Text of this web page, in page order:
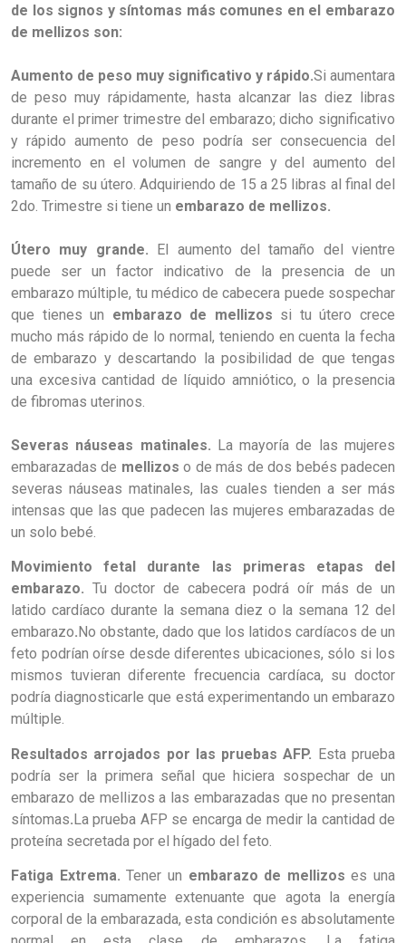
de los signos y síntomas más comunes en el embarazo
de mellizos son:
Aumento de peso muy significativo y rápido.Si aumentara
de peso muy rápidamente, hasta alcanzar las diez libras
durante el primer trimestre del embarazo; dicho significativo
y rápido aumento de peso podría ser consecuencia del
incremento en el volumen de sangre y del aumento del
tamaño de su útero. Adquiriendo de 15 a 25 libras al final del
2do. Trimestre si tiene un embarazo de mellizos.
Útero muy grande. El aumento del tamaño del vientre
puede ser un factor indicativo de la presencia de un
embarazo múltiple, tu médico de cabecera puede sospechar
que tienes un embarazo de mellizos si tu útero crece
mucho más rápido de lo normal, teniendo en cuenta la fecha
de embarazo y descartando la posibilidad de que tengas
una excesiva cantidad de líquido amniótico, o la presencia
de fibromas uterinos.
Severas náuseas matinales. La mayoría de las mujeres
embarazadas de mellizoso de más de dos bebés padecen
severas náuseas matinales, las cuales tienden a ser más
intensas que las que padecen las mujeres embarazadas de
un solo bebé.
Movimiento fetal durante las primeras etapas del
embarazo. Tu doctor de cabecera podrá oír más de un
latido cardíaco durante la semana diez o la semana 12 del
embarazo.No obstante, dado que los latidos cardíacos de un
feto podrían oírse desde diferentes ubicaciones, sólo si los
mismos tuvieran diferente frecuencia cardíaca, su doctor
podría diagnosticarle que está experimentando un embarazo
múltiple.
Resultados arrojados por las pruebas AFP. Esta prueba
podría ser la primera señal que hiciera sospechar de un
embarazo de mellizos a las embarazadas que no presentan
síntomas.La prueba AFP se encarga de medir la cantidad de
proteína secretada por el hígado del feto.
Fatiga Extrema.Tener un embarazo de mellizoses una
experiencia sumamente extenuante que agota la energía
corporal de la embarazada, esta condición es absolutamente